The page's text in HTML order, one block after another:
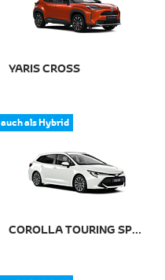
YARIS CROSS
auch als Hybrid
COROLLA TOURING SPORTS